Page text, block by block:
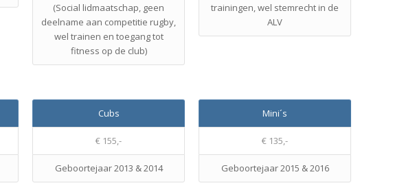
(Social lidmaatschap, geen
deelname aan competitie rugby,
wel trainen en toegang tot
fitness op de club)
trainingen, wel stemrecht in de
ALV
Cubs
€ 155,-
Geboortejaar 2013 & 2014
Mini´s
€ 135,-
Geboortejaar 2015 & 2016